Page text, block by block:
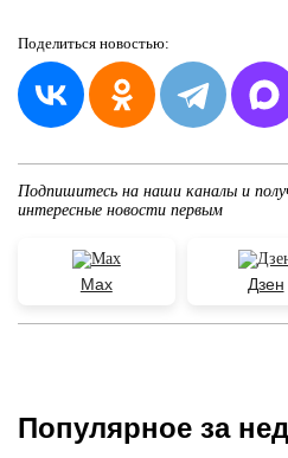
Поделиться новостью:
Подпишитесь на наши каналы и
интересные новости первым
Max Дзен
Популярное за